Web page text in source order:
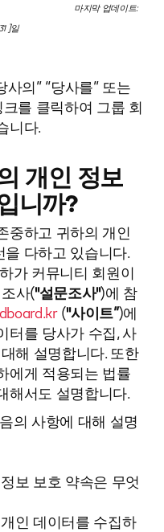
데이트:
]일
사의” “당사를” 또는
크를 클릭하여 그룹 회
니다.
개인 정보
니까?
중하고 귀하의 개인
다하고 있습니다.
가 커뮤니티 회원이
사("설문조사")에 참
("사이트”)에
터를 당사가 수집, 사
해 설명합니다. 또한
에게 적용되는 법률
해서도 설명합니다.
의 사항에 대해 설명
보 보호 약속은 무엇
인 데이터를 수집하